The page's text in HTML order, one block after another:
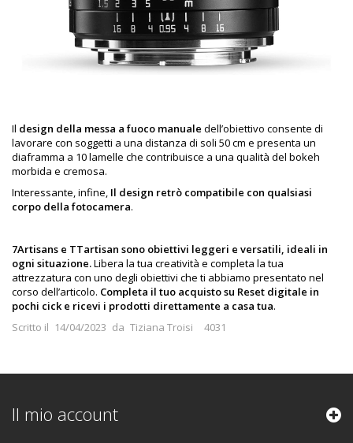
Il design della messa a fuoco manuale dell’obiettivo consente di
lavorare con soggetti a una distanza di soli 50 cm e presenta un
diaframma a 10 lamelle che contribuisce a una qualità del bokeh
morbida e cremosa.
Interessante, infine, Il design retrò compatibile con qualsiasi
corpo della fotocamera.
7Artisans e TTartisan sono obiettivi leggeri e versatili, ideali in
ogni situazione.Libera la tua creatività e completa la tua
attrezzatura con uno degli obiettivi che ti abbiamo presentato nel
corso dell’articolo. Completa il tuo acquisto su Reset digitale in
pochi cick e ricevi i prodotti direttamente a casa tua.
Scritto il 14/04/2023 da Tiziana Troisi 4031
Il mio account